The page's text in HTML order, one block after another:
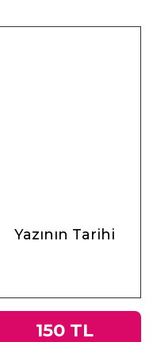
Yazının Tarihi
150 TL